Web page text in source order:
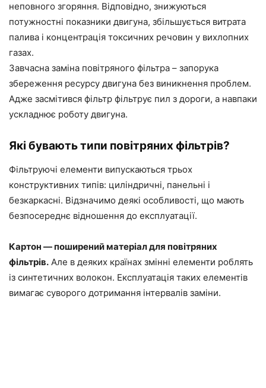
неповного згоряння. Відповідно, знижуються
потужностні показники двигуна, збільшується витрата
палива і концентрація токсичних речовин у вихлопних
газах.
Завчасна заміна повітряного фільтра – запорука
збереження ресурсу двигуна без виникнення проблем.
Адже засмітився фільтр фільтрує пил з дороги, а навпаки
ускладнює роботу двигуна.
Які бувають типи повітряних фільтрів?
Фільтруючі елементи випускаються трьох
конструктивних типів: циліндричні, панельні і
безкаркасні. Відзначимо деякі особливості, що мають
безпосереднє відношення до експлуатації.
Картон — поширений матеріал для повітряних
фільтрів. Але в деяких країнах змінні елементи роблять
із синтетичних волокон. Експлуатація таких елементів
вимагає суворого дотримання інтервалів заміни.